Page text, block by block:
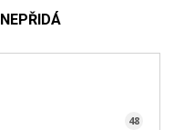
48